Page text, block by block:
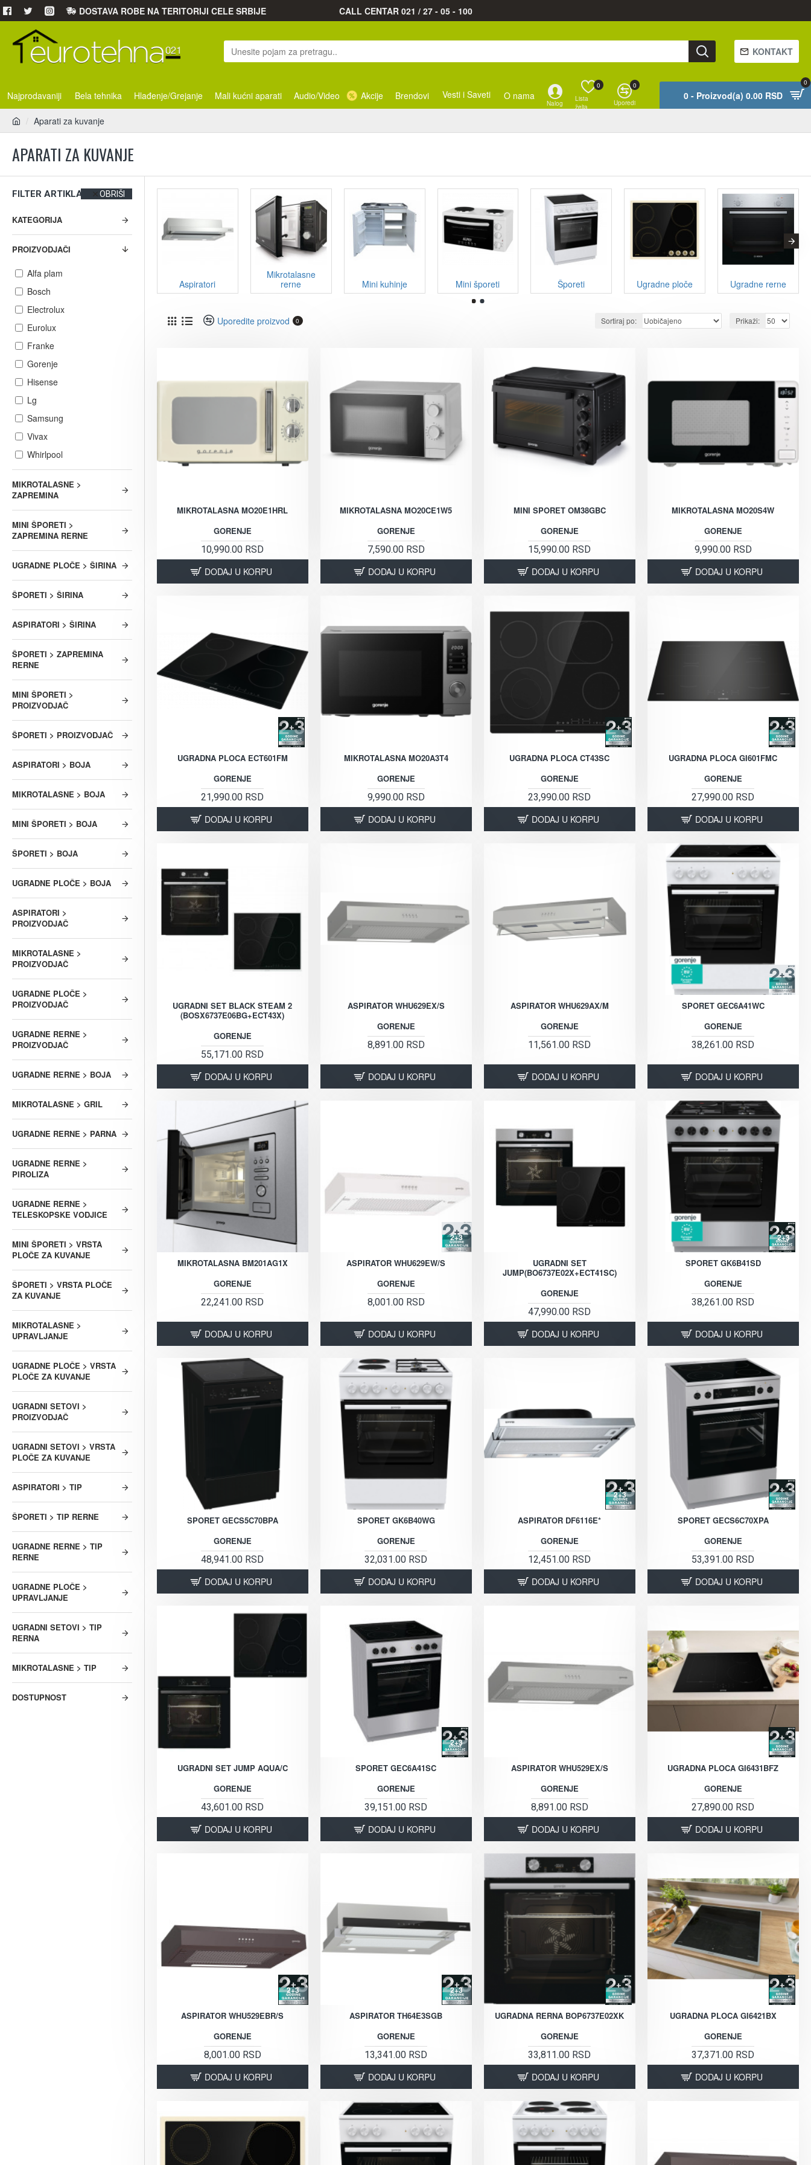
DOSTAVA ROBE NA TERITORIJI CELE SRBIJE CALL CENTAR 021 / 27 - 05 - 100
KONTAKT
Najprodavaniji Bela tehnika Hlađenje/Grejanje Mali kućni aparati Audio/Video Akcije Brendovi Vesti i Saveti O nama
Nalog
Lista
želja
0
Uporedi
0
0 - Proizvod(a) 0.00 RSD
0
Aparati za kuvanje
APARATI ZA KUVANJE
FILTER ARTIKLA OBRIŠI
KATEGORIJA
PROIZVODJAČI
Alfa plam
Bosch
Electrolux
Eurolux
Franke
Gorenje
Hisense
Lg
Samsung
Vivax
Whirlpool
MIKROTALASNE >
ZAPREMINA
MINI ŠPORETI >
ZAPREMINA RERNE
UGRADNE PLOČE > ŠIRINA
ŠPORETI > ŠIRINA
ASPIRATORI > ŠIRINA
ŠPORETI > ZAPREMINA
RERNE
MINI ŠPORETI >
PROIZVODJAČ
ŠPORETI > PROIZVODJAČ
ASPIRATORI > BOJA
MIKROTALASNE > BOJA
MINI ŠPORETI > BOJA
ŠPORETI > BOJA
UGRADNE PLOČE > BOJA
ASPIRATORI >
PROIZVODJAČ
MIKROTALASNE >
PROIZVODJAČ
UGRADNE PLOČE >
PROIZVODJAČ
UGRADNE RERNE >
PROIZVODJAČ
UGRADNE RERNE > BOJA
MIKROTALASNE > GRIL
UGRADNE RERNE > PARNA
UGRADNE RERNE >
PIROLIZA
UGRADNE RERNE >
TELESKOPSKE VODJICE
MINI ŠPORETI > VRSTA
PLOČE ZA KUVANJE
ŠPORETI > VRSTA PLOČE
ZA KUVANJE
MIKROTALASNE >
UPRAVLJANJE
UGRADNE PLOČE > VRSTA
PLOČE ZA KUVANJE
UGRADNI SETOVI >
PROIZVODJAČ
UGRADNI SETOVI > VRSTA
PLOČE ZA KUVANJE
ASPIRATORI > TIP
ŠPORETI > TIP RERNE
UGRADNE RERNE > TIP
RERNE
UGRADNE PLOČE >
UPRAVLJANJE
UGRADNI SETOVI > TIP
RERNA
MIKROTALASNE > TIP
DOSTUPNOST
Aspiratori
Mikrotalasne
rerne
Mini kuhinje Mini šporeti Šporeti Ugradne ploče Ugradne rerne
Uporedite proizvod 0 Sortiraj po: Prikaži:
MIKROTALASNA MO20E1HRL
GORENJE
10,990.00 RSD
DODAJ U KORPU
MIKROTALASNA MO20CE1W5
GORENJE
7,590.00 RSD
DODAJ U KORPU
MINI SPORET OM38GBC
GORENJE
15,990.00 RSD
DODAJ U KORPU
MIKROTALASNA MO20S4W
GORENJE
9,990.00 RSD
DODAJ U KORPU
UGRADNA PLOCA ECT601FM
GORENJE
21,990.00 RSD
DODAJ U KORPU
MIKROTALASNA MO20A3T4
GORENJE
9,990.00 RSD
DODAJ U KORPU
UGRADNA PLOCA CT43SC
GORENJE
23,990.00 RSD
DODAJ U KORPU
UGRADNA PLOCA GI601FMC
GORENJE
27,990.00 RSD
DODAJ U KORPU
UGRADNI SET BLACK STEAM 2
(BOSX6737E06BG+ECT43X)
GORENJE
55,171.00 RSD
DODAJ U KORPU
ASPIRATOR WHU629EX/S
GORENJE
8,891.00 RSD
DODAJ U KORPU
ASPIRATOR WHU629AX/M
GORENJE
11,561.00 RSD
DODAJ U KORPU
SPORET GEC6A41WC
GORENJE
38,261.00 RSD
DODAJ U KORPU
MIKROTALASNA BM201AG1X
GORENJE
22,241.00 RSD
DODAJ U KORPU
2+3
ASPIRATOR WHU629EW/S
GORENJE
8,001.00 RSD
DODAJ U KORPU
UGRADNI SET
JUMP(BO6737E02X+ECT41SC)
GORENJE
47,990.00 RSD
DODAJ U KORPU
2+3
SPORET GK6B41SD
GORENJE
38,261.00 RSD
DODAJ U KORPU
SPORET GECS5C70BPA
GORENJE
48,941.00 RSD
DODAJ U KORPU
SPORET GK6B40WG
GORENJE
32,031.00 RSD
DODAJ U KORPU
2+3
ASPIRATOR DF6116E*
GORENJE
12,451.00 RSD
DODAJ U KORPU
SPORET GECS6C70XPA
GORENJE
53,391.00 RSD
DODAJ U KORPU
UGRADNI SET JUMP AQUA/C
GORENJE
43,601.00 RSD
DODAJ U KORPU
2+3
SPORET GEC6A41SC
GORENJE
39,151.00 RSD
DODAJ U KORPU
ASPIRATOR WHU529EX/S
GORENJE
8,891.00 RSD
DODAJ U KORPU
UGRADNA PLOCA GI6431BFZ
GORENJE
27,890.00 RSD
DODAJ U KORPU
2+3
ASPIRATOR WHU529EBR/S
GORENJE
8,001.00 RSD
DODAJ U KORPU
2+3
ASPIRATOR TH64E3SGB
GORENJE
13,341.00 RSD
DODAJ U KORPU
UGRADNA RERNA BOP6737E02XK
GORENJE
33,811.00 RSD
DODAJ U KORPU
UGRADNA PLOCA GI6421BX
GORENJE
37,371.00 RSD
DODAJ U KORPU